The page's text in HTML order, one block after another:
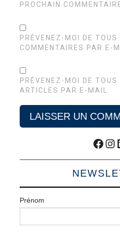
PROCHAIN
PRÉVENEZ-MOI DE TOUS
COMMENTAIRES PAR E-
PRÉVENEZ-MOI DE TOUS
ARTICLES PAR E-MAIL.
Prénom